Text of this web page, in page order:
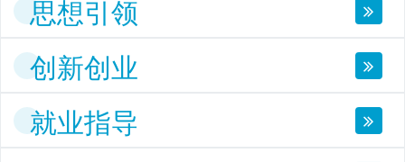
思想引领
创新创业
就业指导